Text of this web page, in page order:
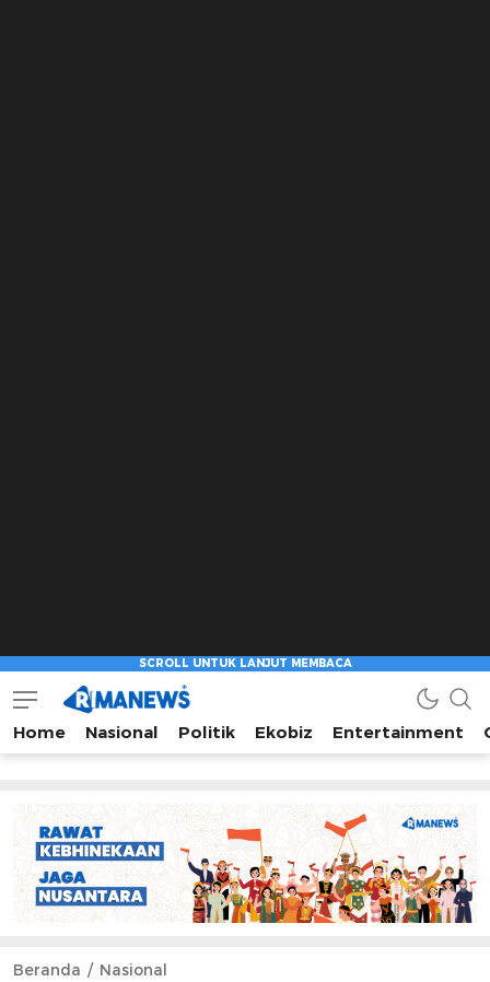
Home Nasional Politik Ekobiz Entertainment
Beranda Nasional